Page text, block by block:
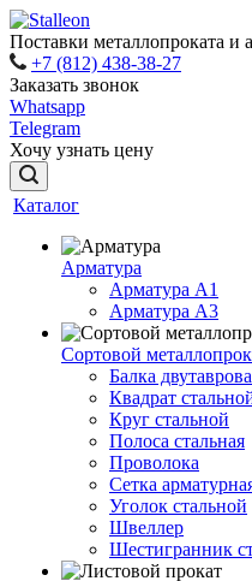
Поставки металлопроката
+7 (812) 438-38-27
Заказать звонок
Whatsapp
Telegram
Хочу узнать цену
Каталог
Арматура
Арматура A1
Арматура А3
Сортовой
Балка
Квадрат
Круг стальной
Полоса стальная
Проволока
Сетка
Уголок стальной
Швеллер
Шестигранник